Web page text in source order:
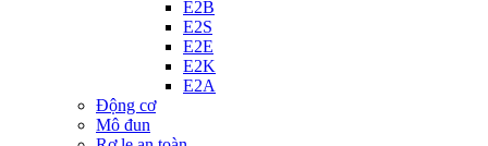
E2B
E2S
E2E
E2K
E2A
Động cơ
Mô đun